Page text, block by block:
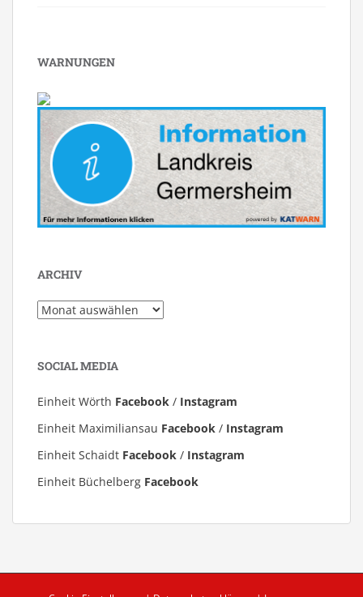
WARNUNGEN
ARCHIV
Archiv
SOCIAL MEDIA
Einheit Wörth Facebook / Instagram
Einheit Maximiliansau Facebook / Instagram
Einheit Schaidt Facebook / Instagram
Einheit Büchelberg Facebook